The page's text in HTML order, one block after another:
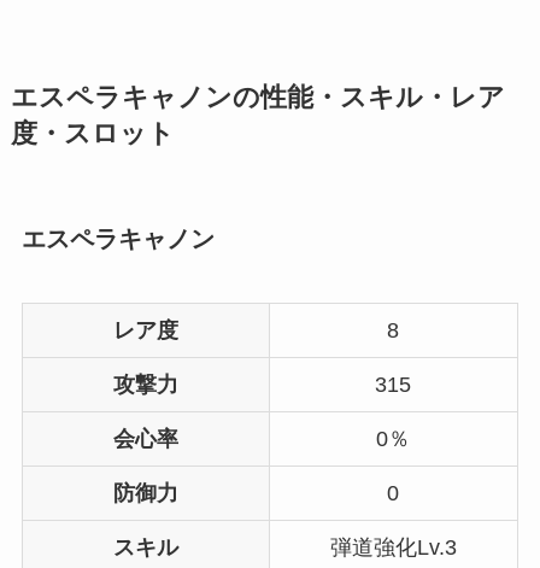
エスペラキャノンの性能・スキル・レア
度・スロット
エスペラキャノン
レア度 8
攻撃力 315
会心率 0％
防御力 0
スキル
弾道強化Lv.3